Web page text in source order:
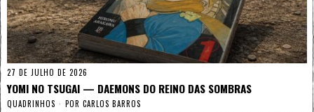
27 DE JULHO DE 2026
YOMI NO TSUGAI — DAEMONS DO REINO DAS SOMBRAS
QUADRINHOS POR CARLOS BARROS